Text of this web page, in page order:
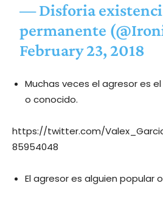
— Disforia
permanente
February 23, 2018
Muchas veces el agresor es
o conocido.
https://twitter.com/
85954048
El agresor es alguien popular